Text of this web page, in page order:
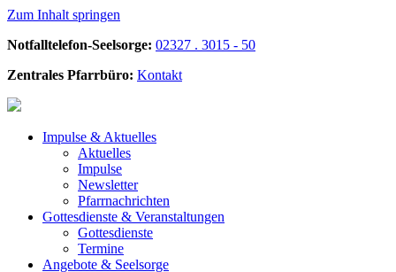
Zum Inhalt springen
Notfalltelefon-Seelsorge: 02327 . 3015 - 50
Zentrales Pfarrbüro: Kontakt
Impulse & Aktuelles
Aktuelles
Impulse
Newsletter
Pfarrnachrichten
Gottesdienste & Veranstaltungen
Gottesdienste
Termine
Angebote & Seelsorge